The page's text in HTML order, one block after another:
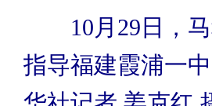
10月29日，
指导福建霞浦一